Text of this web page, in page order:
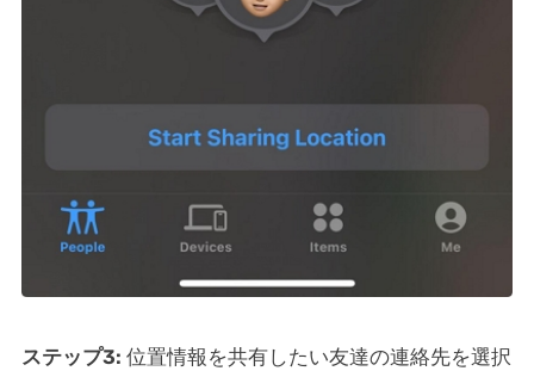
ステップ3: 位置情報を共有したい友達の連絡先を選択